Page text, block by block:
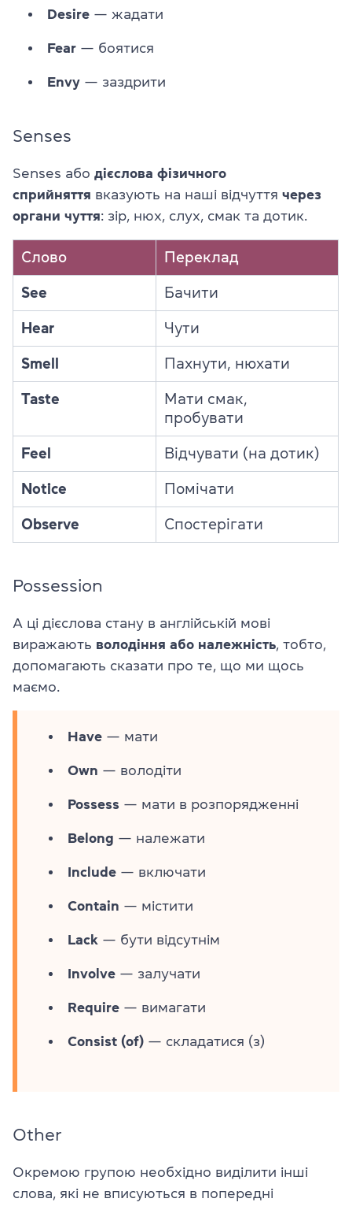
Desire — жадати
Fear — боятися
Envy — заздрити
Senses
Senses або дієслова фізичного
сприйняття вказують на наші відчуття через
органи чуття: зір, нюх, слух, смак та дотик.
Слово Переклад
See Бачити
Hear Чути
Smell Пахнути, нюхати
Taste
Мати смак,
пробувати
Feel Відчувати (на дотик)
Notice Помічати
Observe Спостерігати
Possession
А ці дієслова стану в англійській мові
виражають володіння або належність, тобто,
допомагають сказати про те, що ми щось
маємо.
Have — мати
Own — володіти
Possess — мати в розпорядженні
Belong — належати
Include — включати
Contain — містити
Lack — бути відсутнім
Involve — залучати
Require — вимагати
Consist (of) — складатися (з)
Other
Окремою групою необхідно виділити інші
слова, які не вписуються в попередні